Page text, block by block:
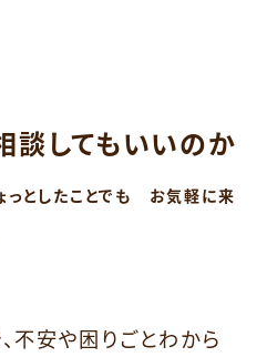
談してもいいのか
っとしたことでも お気軽に来
不安や困りごとわから